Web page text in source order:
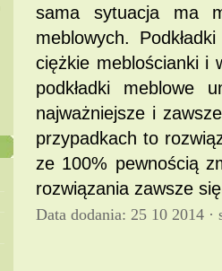
Okna plastikowe Warszawa - Wymiana
Okien Warszawa
sama sytuacja ma
meblowych.
ciężkie meblościanki i
podkładki meblowe
najważniejsze i
przypadkach to
ze 100% pewnością
rozwiązania zawsze się
Data dodania: 25 10 2014 ·